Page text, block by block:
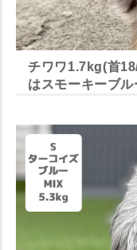
チワワ1.7kg(首
はスモーキーブ